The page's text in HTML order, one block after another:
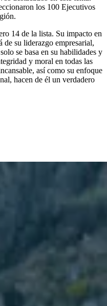
los 100 Ejecutivos
14 de la lista. Su impacto en
de su liderazgo empresarial,
se basa en su habilidades y
y moral en todas las
así como su enfoque
hacen de él un verdadero